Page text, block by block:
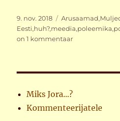
Postitatud
9. nov. 2018 Rubriigid
Arusaamad,
Eesti,huh?,meedia,poleemika,
on 1 kommentaar
Miks Jora...?
Kommenteerijatele